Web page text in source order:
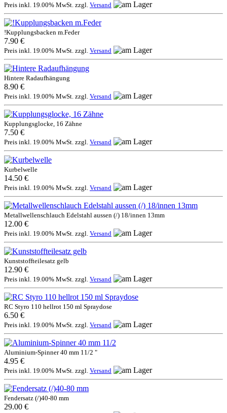
Preis inkl. 19.00% MwSt. zzgl. Versand
!Kupplungsbacken m.Feder
7.90 €
Preis inkl. 19.00% MwSt. zzgl. Versand
Hintere Radaufhängung
8.90 €
Preis inkl. 19.00% MwSt. zzgl. Versand
Kupplungsglocke, 16 Zähne
7.50 €
Preis inkl. 19.00% MwSt. zzgl. Versand
Kurbelwelle
14.50 €
Preis inkl. 19.00% MwSt. zzgl. Versand
Metallwellenschlauch Edelstahl aussen (/) 18/innen 13mm
12.00 €
Preis inkl. 19.00% MwSt. zzgl. Versand
Kunststoffteilesatz gelb
12.90 €
Preis inkl. 19.00% MwSt. zzgl. Versand
RC Styro 110 hellrot 150 ml Spraydose
6.50 €
Preis inkl. 19.00% MwSt. zzgl. Versand
Aluminium-Spinner 40 mm 11/2 "
4.95 €
Preis inkl. 19.00% MwSt. zzgl. Versand
Fendersatz (/)40-80 mm
29.00 €